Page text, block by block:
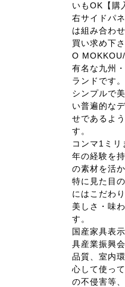
いもOK【購
右サイドパ
は組み合わ
買い求め下
O
有名な九州
ランドです。
シンプルで
い普遍的な
せであるよ
す。
コンマ1ミ
年の経験を
の素材を活
特に見た目
にはこだわ
美しさ・味
す。
国産家具表
具産業振興
品質、室内
心して使っ
の不侵害等